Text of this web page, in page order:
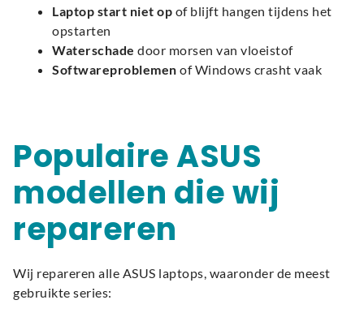
Laptop start niet op of blijft hangen tijdens het
opstarten
Waterschade door morsen van vloeistof
Softwareproblemen of Windows crasht vaak
Populaire ASUS
modellen die wij
repareren
Wij repareren alle ASUS laptops, waaronder de meest
gebruikte series: